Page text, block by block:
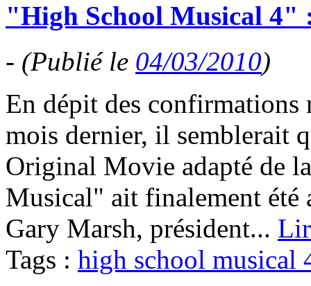
"High School Musical 4"
- (Publié le 04/03/2010)
En dépit des confirmations
mois dernier, il semblerait
Original Movie adapté de
Musical" ait finalement été
Gary Marsh, président...
Tags : high school musical